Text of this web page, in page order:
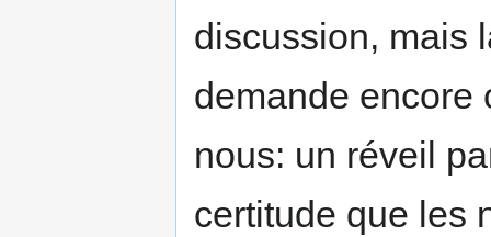
discussion, mais
demande encore
nous: un réveil
certitude que les